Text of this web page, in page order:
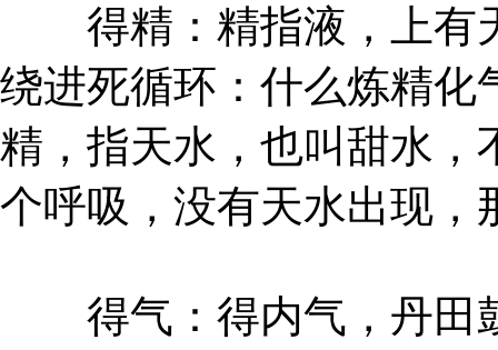
得精：精指液，上有
绕进死循环：什么炼精化
精，指天水，也叫甜水，
个呼吸，没有天水出现，
得气：得内气，丹田